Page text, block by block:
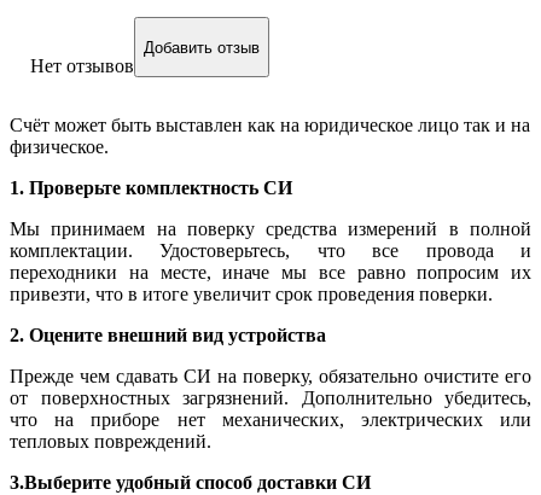
Нет отзывов
Добавить отзыв
Счёт может быть выставлен как на юридическое лицо так и на
физическое.
1. Проверьте комплектность СИ
Мы принимаем на поверку средства измерений в полной
комплектации. Удостоверьтесь, что все провода и
переходники на месте, иначе мы все равно попросим их
привезти, что в итоге увеличит срок проведения поверки.
2. Оцените внешний вид устройства
Прежде чем сдавать СИ на поверку, обязательно очистите его
от поверхностных загрязнений. Дополнительно убедитесь,
что на приборе нет механических, электрических или
тепловых повреждений.
3.Выберите удобный способ доставки СИ